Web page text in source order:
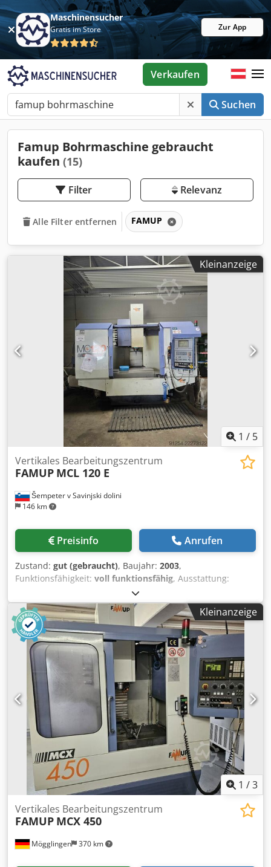
Maschinensucher
Gratis im Store Zur App
Suchen
Verkaufen
Famup Bohrmaschine gebraucht
kaufen (15)
Filter Relevanz
Alle Filter entfernen FAMUP
Kleinanzeige
1 / 5
Šempeter v Savinjski dolini
146 km
Vertikales Bearbeitungszentrum
FAMUP MCL 120 E
Preisinfo Anrufen
Zustand: gut (gebraucht), Baujahr: 2003,
Funktionsfähigkeit: voll funktionsfähig, Ausstattung:
, Ich verkaufe eine FAMUP MCL 120 E
Maschine aufgrund von Platzmangel. Dkedpfx Aozi Ddcja
Rsr
Kleinanzeige
1 /3
Mögglingen 370 km
Vertikales Bearbeitungszentrum
FAMUP MCX 450